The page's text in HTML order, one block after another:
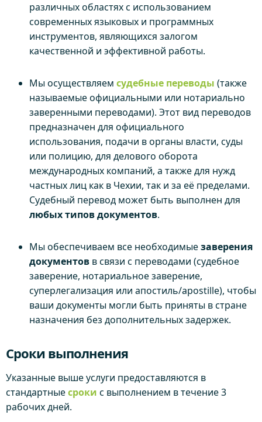
различных областях с использованием
современных языковых и программных
инструментов, являющихся залогом
качественной и эффективной работы.
Мы осуществляем судебные переводы (также
называемые официальными или нотариально
заверенными переводами). Этот вид переводов
предназначен для официального
использования, подачи в органы власти, суды
или полицию, для делового оборота
международных компаний, а также для нужд
частных лиц как в Чехии, так и за её пределами.
Судебный перевод может быть выполнен для
любых типов документов.
Мы обеспечиваем все необходимыезаверения
документов в связи с переводами (судебное
заверение, нотариальное заверение,
суперлегализация или апостиль/apostille), чтобы
ваши документы могли быть приняты в стране
назначения без дополнительных задержек.
Сроки выполнения
Указанные выше услуги предоставляются в
стандартныесроки с выполнением в течение 3
рабочих дней.